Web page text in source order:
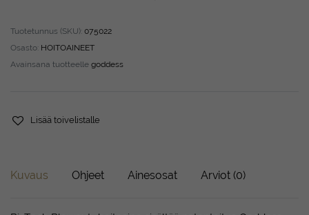
Tuotetunnus (SKU): 075022
Osasto: HOITOAINEET
Avainsana tuotteelle goddess
Lisää toivelistalle
Kuvaus Ohjeet Ainesosat Arviot (0)